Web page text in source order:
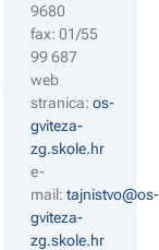
9680
fax: 01/55
99 687
web
stranica:os-
gviteza-
zg.skole.hr
e-
mail:tajnistvo@os-
gviteza-
zg.skole.hr